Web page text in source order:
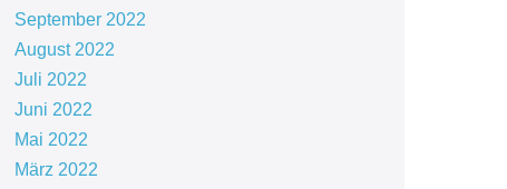
September 2022
August 2022
Juli 2022
Juni 2022
Mai 2022
März 2022